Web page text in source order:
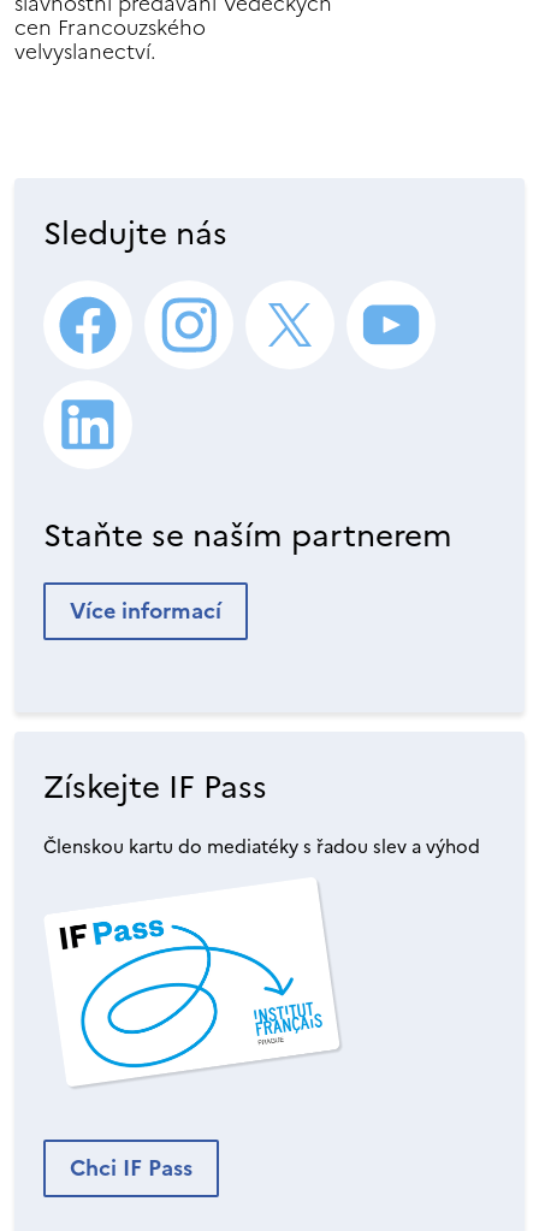
cen Francouzského
velvyslanectví.
Sledujte nás
Staňte se naším partnerem
Více informací
Získejte IF Pass
Členskou kartu do mediatéky s řadou slev a výhod
Chci IF Pass